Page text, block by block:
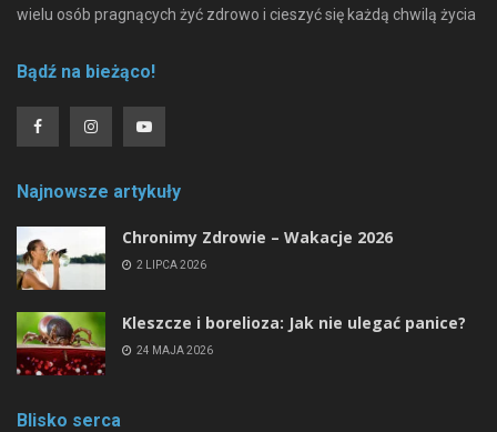
wielu osób pragnących żyć zdrowo i cieszyć się każdą chwilą życia
Bądź na bieżąco!
Najnowsze artykuły
Chronimy Zdrowie ­– Wakacje 2026
2 LIPCA 2026
Kleszcze i borelioza: Jak nie ulegać panice?
24 MAJA 2026
Blisko serca